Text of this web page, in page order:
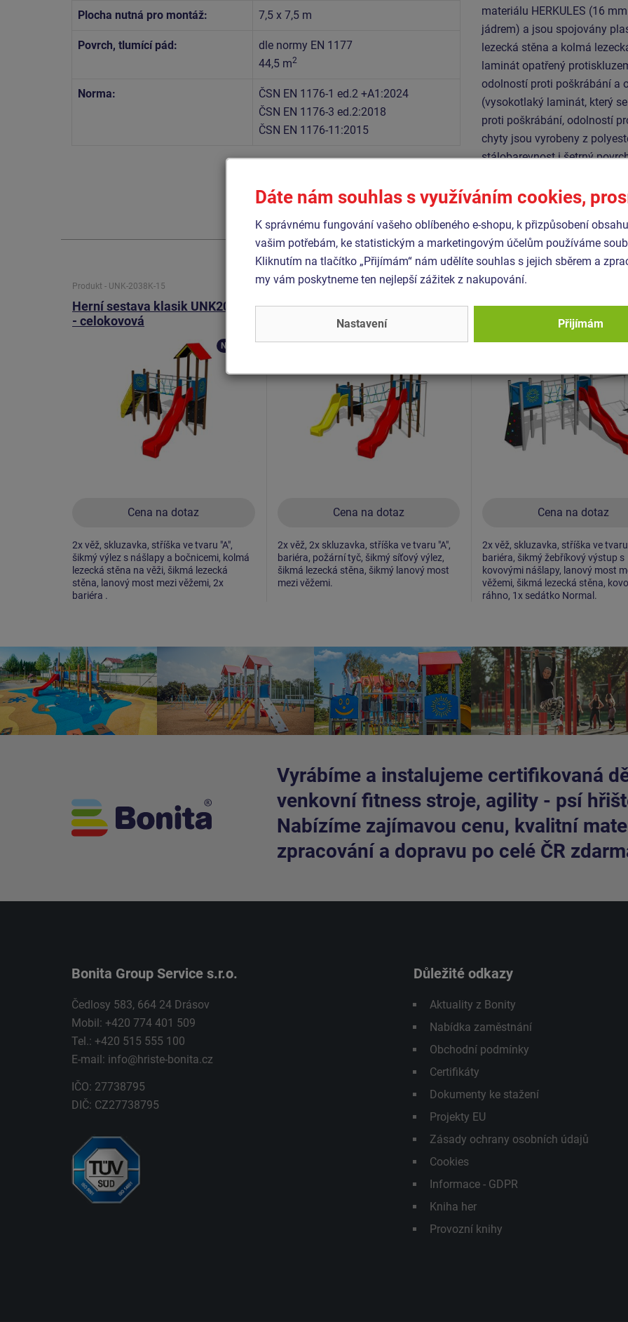
Plocha nutná pro montáž: 7,5 x 7,5 m
Povrch, tlumící pád:
dle normy EN 1177
44,5 m2
Norma:
ČSN EN 1176-1 ed.2 +A1:2024
ČSN EN 1176-3 ed.2:2018
ČSN EN 1176-11:2015
materiálu HERKULES (16
jádrem) a jsou spojovány
lezecká stěna a kolmá
laminát opatřený
odolností proti poškrábání a
(vysokotlaký laminát, který
proti poškrábání, odolností
chyty jsou vyrobeny z
stálobarevnost i šetrný
Podobnézboží
Produkt - UNK-2038K-15
Herní sestava klasik UNK2038K
- celokovová
Cena na dotaz
Novinka
2x věž, skluzavka, stříška ve tvaru "A",
šikmý výlez s nášlapy a bočnicemi, kolmá
lezecká stěna na věži, šikmá lezecká
stěna, lanový most mezi věžemi, 2x
bariéra .
Produkt - UNK-2051K-15
Herní sestava klasik UNK2051K
- celokovová
Cena na dotaz
Novinka
2x věž, 2x skluzavka, stříška ve tvaru "A",
bariéra, požární tyč, šikmý síťový výlez,
šikmá lezecká stěna, šikmý lanový most
mezi věžemi.
Produkt - UNK-2032K-15
Herní sestava klasik
Cena na dotaz
2x věž, skluzavka, stříška ve tvaru
bariéra, šikmý žebříkový výstup s
kovovými nášlapy, lanový most
věžemi, šikmá lezecká stěna,
ráhno, 1x sedátko Normal.
Vyrábíme a instalujeme certifikovaná
venkovní fitness stroje, agility - psí
Nabízíme zajímavou cenu, kvalitní
zpracování a dopravu po celé ČR
Bonita Group Service s.r.o.
Čedlosy 583, 664 24 Drásov
Mobil: +420 774 401 509
Tel.: +420 515 555 100
E-mail: info@hriste-bonita.cz
IČO: 27738795
DIČ: CZ27738795
Důležité odkazy
Aktuality z Bonity
Nabídka zaměstnání
Obchodní podmínky
Certifikáty
Dokumenty ke stažení
Projekty EU
Zásady ochrany osobních údajů
Cookies
Informace - GDPR
Kniha her
Provozní knihy
Dáte nám souhlas s využíváním cookies,
K správnému fungování vašeho oblíbeného e-shopu, k přizpůsobení
vašim potřebám, ke statistickým a marketingovým účelům používáme
Kliknutím na tlačítko „Přijímám“ nám udělíte souhlas s jejich sběrem a
my vám poskytneme ten nejlepší zážitek z nakupování.
Nastavení Přijímám